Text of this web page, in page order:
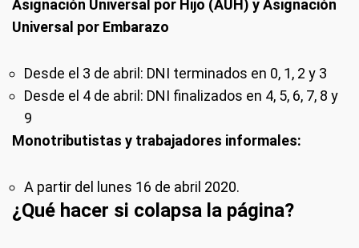
Asignación Universal por Hijo (AUH) y Asignación
Universal por Embarazo
Desde el 3 de abril: DNI terminados en 0, 1, 2 y 3
Desde el 4 de abril: DNI finalizados en 4, 5, 6, 7, 8 y
9
Monotributistas y trabajadores informales:
A partir del lunes 16 de abril 2020.
¿Qué hacer si colapsa la página?